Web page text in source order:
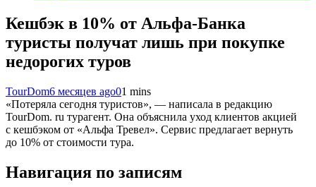
Кешбэк в 10% от Альфа-Банка
туристы получат лишь при покупке
недорогих туров
TourDom6 месяцев ago01 mins
«Потеряла сегодня туристов», — написала в редакцию
TourDom. ru турагент. Она объяснила уход клиентов акцией
с кешбэком от «Альфа Тревел». Сервис предлагает вернуть
до 10% от стоимости тура.
Навигация по записям